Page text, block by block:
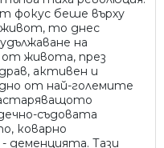
фокус беше върху
живот, то днес
на
от живота, през
активен и
от най-големите
съдовата
коварно
деменцията. Тази